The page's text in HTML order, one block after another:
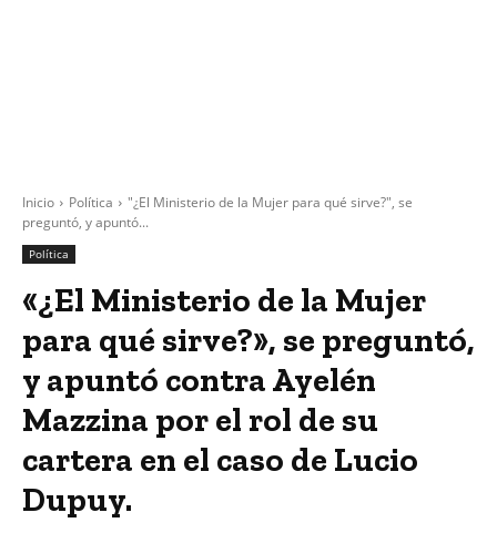
Inicio Política
"¿El Ministerio de la Mujer para qué sirve?", se
preguntó, y apuntó...
Política
«¿El Ministerio de la Mujer
para qué sirve?», se preguntó,
y apuntó contra Ayelén
Mazzina por el rol de su
cartera en el caso de Lucio
Dupuy.